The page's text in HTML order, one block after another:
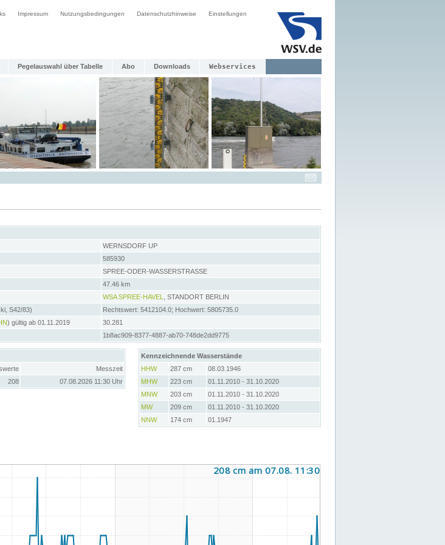
Impressum Nutzungsbedingungen Datenschutzhinweise Einstellungen
Pegelauswahl über Tabelle Abo Downloads Webservices
WERNSDORF UP
585930
SPREE-ODER-WASSERSTRASSE
47.46 km
WSA SPREE-HAVEL
, STANDORT BERLIN
S42/83)
Rechtswert: 5412104.0; Hochwert: 5805735.0
) gültig ab 01.11.2019
30.281
1b8ac909-8377-4887-ab70-748de2dd9775
Messzeit
208 07.08.2026 11:30 Uhr
Kennzeichnende Wasserstände
HHW
287 cm
08.03.1946
MHW
223 cm
01.11.2010 - 31.10.2020
MNW
203 cm
01.11.2010 - 31.10.2020
MW
209 cm
01.11.2010 - 31.10.2020
NNW
174 cm 01.1947